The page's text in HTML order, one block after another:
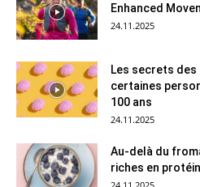
Enhanced
24.11.2025
Les secrets
certaines
100 ans
24.11.2025
Au-delà du
riches en